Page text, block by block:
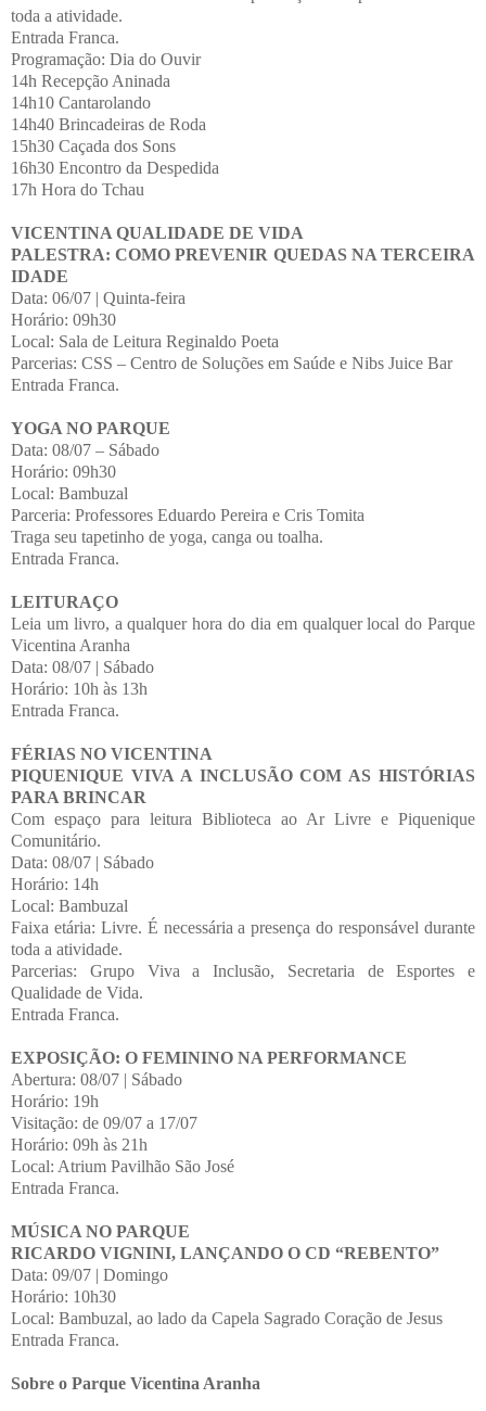
toda a atividade.
Entrada Franca.
Programação: Dia do Ouvir
14h Recepção Aninada
14h10 Cantarolando
14h40 Brincadeiras de Roda
15h30 Caçada dos Sons
16h30 Encontro da Despedida
17h Hora do Tchau
VICENTINA QUALIDADE DE VIDA
PALESTRA: COMO PREVENIR QUEDAS NA TERCEIRA
IDADE
Data: 06/07 | Quinta-feira
Horário: 09h30
Local: Sala de Leitura Reginaldo Poeta
Parcerias: CSS – Centro de Soluções em Saúde e Nibs Juice Bar
Entrada Franca.
YOGA NO PARQUE
Data: 08/07 – Sábado
Horário: 09h30
Local: Bambuzal
Parceria: Professores Eduardo Pereira e Cris Tomita
Traga seu tapetinho de yoga, canga ou toalha.
Entrada Franca.
LEITURAÇO
Leia um livro, a qualquer hora do dia em qualquer local do Parque
Vicentina Aranha
Data: 08/07 | Sábado
Horário: 10h às 13h
Entrada Franca.
FÉRIAS NO VICENTINA
PIQUENIQUE VIVA A INCLUSÃO COM AS HISTÓRIAS
PARA BRINCAR
Com espaço para leitura Biblioteca ao Ar Livre e Piquenique
Comunitário.
Data: 08/07 | Sábado
Horário: 14h
Local: Bambuzal
Faixa etária: Livre. É necessária a presença do responsável durante
toda a atividade.
Parcerias: Grupo Viva a Inclusão, Secretaria de Esportes e
Qualidade de Vida.
Entrada Franca.
EXPOSIÇÃO: O FEMININO NA PERFORMANCE
Abertura: 08/07 | Sábado
Horário: 19h
Visitação: de 09/07 a 17/07
Horário: 09h às 21h
Local: Atrium Pavilhão São José
Entrada Franca.
MÚSICA NO PARQUE
RICARDO VIGNINI, LANÇANDO O CD “REBENTO”
Data: 09/07 | Domingo
Horário: 10h30
Local: Bambuzal, ao lado da Capela Sagrado Coração de Jesus
Entrada Franca.
Sobre o Parque Vicentina Aranha